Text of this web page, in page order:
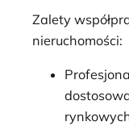
Zalety
nieruchomości: